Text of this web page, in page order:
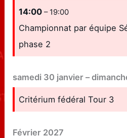
14:00– 19:00
Championnat par équipe
phase 2
samedi 30 janvier –
Critérium fédéral Tour 3
Février 2027